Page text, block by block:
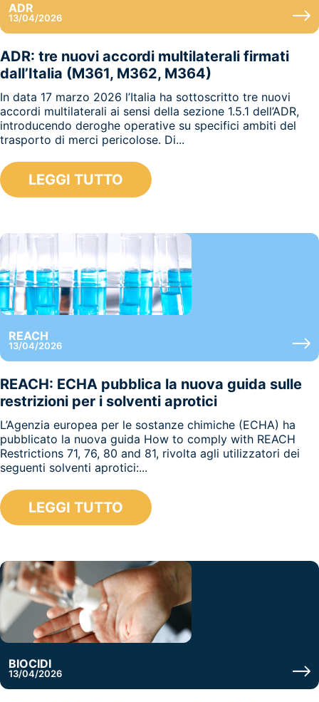
ADR
13/04/2026
ADR: tre nuovi accordi multilaterali firmati
dall’Italia (M361, M362, M364)
In data 17 marzo 2026 l’Italia ha sottoscritto tre nuovi
accordi multilaterali ai sensi della sezione 1.5.1 dell’ADR,
introducendo deroghe operative su specifici ambiti del
trasporto di merci pericolose. Di...
LEGGI TUTTO
REACH
13/04/2026
REACH: ECHA pubblica la nuova guida sulle
restrizioni per i solventi aprotici
L’Agenzia europea per le sostanze chimiche (ECHA) ha
pubblicato la nuova guida How to comply with REACH
Restrictions 71, 76, 80 and 81, rivolta agli utilizzatori dei
seguenti solventi aprotici:...
LEGGI TUTTO
BIOCIDI
13/04/2026